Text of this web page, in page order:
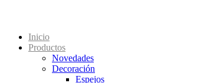
Inicio
Productos
Novedades
Decoración
Espejos